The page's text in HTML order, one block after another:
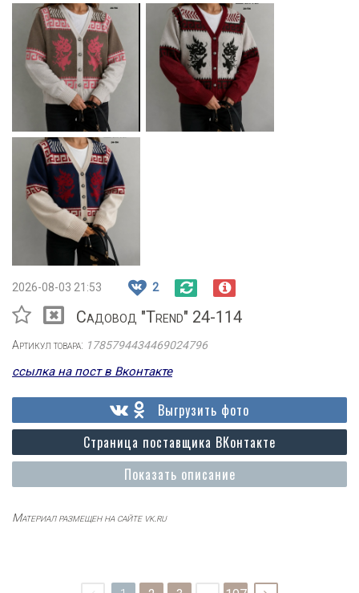
2026-08-03 21:53 2
Садовод "Trend" 24-114
Артикул товара: 1785794434469024796
ссылка на пост в Вконтакте
Показать описание
Страница поставщика ВКонтакте
Выгрузить фото
Материал размещен на сайте vk.ru